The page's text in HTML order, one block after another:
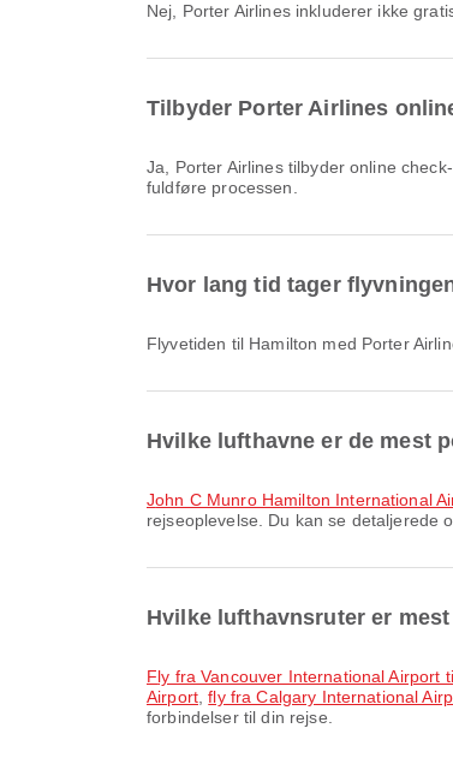
Nej, Porter Airlines inkluderer ikke
Tilbyder Porter Airlines
Ja, Porter Airlines tilbyder online check-in for fly til Hamilton, så du nemt kan checke ind til din flyrejse via vores platform. Du skal blot følge instruktionerne på Airpaz for at
fuldføre processen.
Hvor lang tid tager
Flyvetiden til Hamilton med Porter
Hvilke lufthavne er de mest
John C Munro Hamilton International
rejseoplevelse. Du kan se detaljerede
Hvilke lufthavnsruter er
fly fra Vancouver International
Airport,fly fra Calgary International
forbindelser til din rejse.